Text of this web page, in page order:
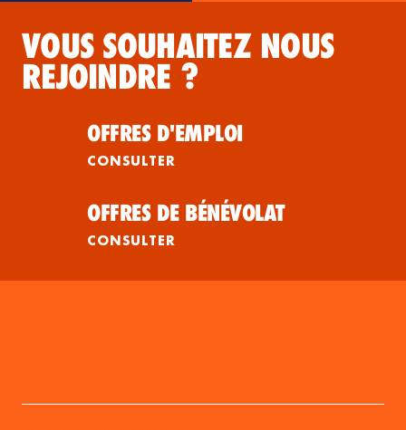
VOUS SOUHAITEZ NOUS
REJOINDRE ?
OFFRES D'EMPLOI
CONSULTER
OFFRES DE BÉNÉVOLAT
CONSULTER